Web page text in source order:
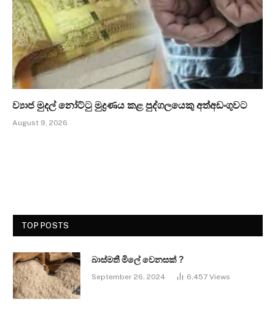
ව්‍යාජ මුදල් නෝට්ටු මුද්‍රණය කළ පුද්ගලයෙකු අත්අඩංගුවට
August 9, 2026
TOP POSTS
බාස්මතී මිලේ වෙනසක් ?
September 26, 2024 6,457 Views